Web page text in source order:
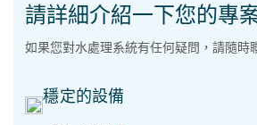
請詳細介紹一下您的專
如果您對水處理系統有任何疑問，請隨時
穩定的設備